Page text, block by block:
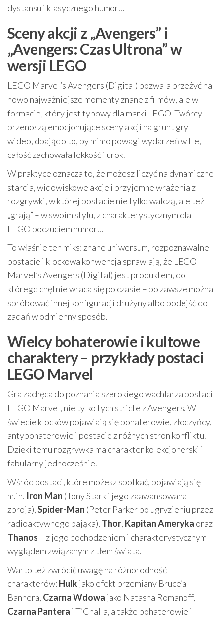
dystansu i klasycznego humoru.
Sceny akcji z „Avengers” i
„Avengers: Czas Ultrona” w
wersji LEGO
LEGO Marvel’s Avengers (Digital) pozwala przeżyć na
nowo najważniejsze momenty znane z filmów, ale w
formacie, który jest typowy dla marki LEGO. Twórcy
przenoszą emocjonujące sceny akcji na grunt gry
wideo, dbając o to, by mimo powagi wydarzeń w tle,
całość zachowała lekkość i urok.
W praktyce oznacza to, że możesz liczyć na dynamiczne
starcia, widowiskowe akcje i przyjemne wrażenia z
rozgrywki, w której postacie nie tylko walczą, ale też
„grają” – w swoim stylu, z charakterystycznym dla
LEGO poczuciem humoru.
To właśnie ten miks: znane uniwersum, rozpoznawalne
postacie i klockowa konwencja sprawiają, że LEGO
Marvel’s Avengers (Digital) jest produktem, do
którego chętnie wraca się po czasie – bo zawsze można
spróbować innej konfiguracji drużyny albo podejść do
zadań w odmienny sposób.
Wielcy bohaterowie i kultowe
charaktery – przykłady postaci
LEGO Marvel
Gra zachęca do poznania szerokiego wachlarza postaci
LEGO Marvel, nie tylko tych stricte z Avengers. W
świecie klocków pojawiają się bohaterowie, złoczyńcy,
antybohaterowie i postacie z różnych stron konfliktu.
Dzięki temu rozgrywka ma charakter kolekcjonerski i
fabularny jednocześnie.
Wśród postaci, które możesz spotkać, pojawiają się
m.in. Iron Man (Tony Stark i jego zaawansowana
zbroja),Spider-Man (Peter Parker po ugryzieniu przez
radioaktywnego pająka), Thor, Kapitan Ameryka oraz
Thanos – z jego pochodzeniem i charakterystycznym
wyglądem związanym z tłem świata.
Warto też zwrócić uwagę na różnorodność
charakterów: Hulkjako efekt przemiany Bruce’a
Bannera, Czarna Wdowa jako Natasha Romanoff,
Czarna Pantera i T’Challa, a także bohaterowie i